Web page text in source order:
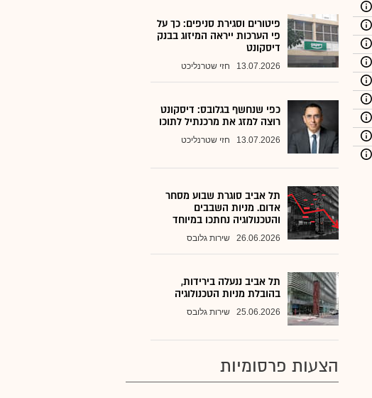
פיטורים וסגירת סניפים: כך על
פי הערכות ייראה המיזוג בבנק
דיסקונט
13.07.2026 חזי שטרנליכט
כפי שנחשף בגלובס: דיסקונט
רוצה למזג את מרכנתיל לתוכו
13.07.2026 חזי שטרנליכט
תל אביב סוגרת שבוע מסחר
אדום. מניות השבבים
והטכנולוגיה נחתכו במיוחד
26.06.2026 שירות גלובס
תל אביב ננעלה בירידות,
בהובלת מניות הטכנולוגיה
25.06.2026 שירות גלובס
הצעות פרסומיות